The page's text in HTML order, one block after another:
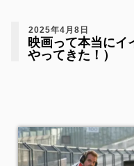
2025年4月8日
映画って本当にイ
やってきた！）